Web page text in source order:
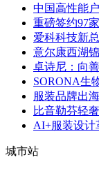
中国高性能
重磅签约97
爱科科技新
意尔康西湖
卓诗尼：向
SORONA生
服装品牌出
比音勒芬轻
AI+服装设计
城市站